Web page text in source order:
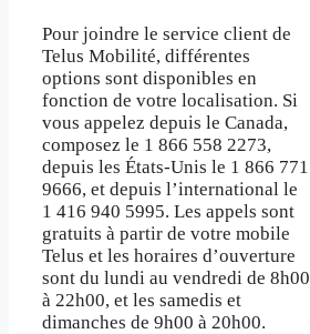
Pour joindre le service client de
Telus Mobilité, différentes
options sont disponibles en
fonction de votre localisation. Si
vous appelez depuis le Canada,
composez le 1 866 558 2273,
depuis les États-Unis le 1 866 771
9666, et depuis l’international le
1 416 940 5995. Les appels sont
gratuits à partir de votre mobile
Telus et les horaires d’ouverture
sont du lundi au vendredi de 8h00
à 22h00, et les samedis et
dimanches de 9h00 à 20h00.